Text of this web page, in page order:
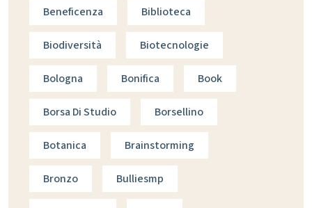
Beneficenza Biblioteca
Biodiversità Biotecnologie
Bologna Bonifica Book
Borsa Di Studio Borsellino
Botanica Brainstorming
Bronzo Bulliesmp